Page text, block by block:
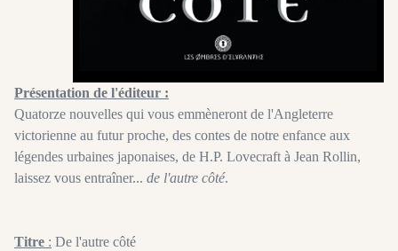
Présentation de l'éditeur :
Quatorze nouvelles qui vous emmèneront de l'Angleterre
victorienne au futur proche, des contes de notre enfance aux
légendes urbaines japonaises, de H.P. Lovecraft à Jean Rollin,
laissez vous entraîner... de l'autre côté.
Titre : De l'autre côté